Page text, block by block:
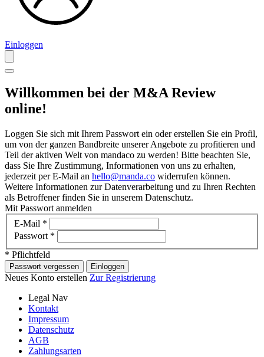
Einloggen
Willkommen bei der M&A Review
online!
Loggen Sie sich mit Ihrem Passwort ein oder erstellen Sie ein Profil,
um von der ganzen Bandbreite unserer Angebote zu profitieren und
Teil der aktiven Welt von mandaco zu werden! Bitte beachten Sie,
dass Sie Ihre Zustimmung, Informationen von uns zu erhalten,
jederzeit per E-Mail an hello@manda.co widerrufen können.
Weitere Informationen zur Datenverarbeitung und zu Ihren Rechten
als Betroffener finden Sie in unserem Datenschutz.
Mit Passwort anmelden
E-Mail *
Passwort *
* Pflichtfeld
Passwort vergessen Einloggen
Neues Konto erstellen Zur Registrierung
Legal Nav
Kontakt
Impressum
Datenschutz
AGB
Zahlungsarten